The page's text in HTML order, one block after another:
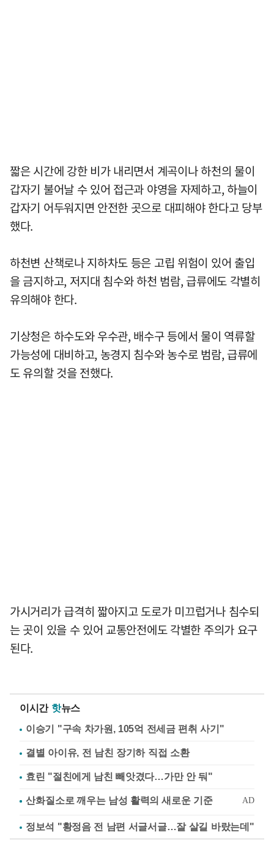
짧은 시간에 강한 비가 내리면서 계곡이나 하천의 물이
갑자기 불어날 수 있어 접근과 야영을 자제하고, 하늘이
갑자기 어두워지면 안전한 곳으로 대피해야 한다고 당부
했다.
하천변 산책로나 지하차도 등은 고립 위험이 있어 출입
을 금지하고, 저지대 침수와 하천 범람, 급류에도 각별히
유의해야 한다.
기상청은 하수도와 우수관, 배수구 등에서 물이 역류할
가능성에 대비하고, 농경지 침수와 농수로 범람, 급류에
도 유의할 것을 전했다.
가시거리가 급격히 짧아지고 도로가 미끄럽거나 침수되
는 곳이 있을 수 있어 교통안전에도 각별한 주의가 요구
된다.
이시간 핫뉴스
이승기 "구속 차가원, 105억 전세금 편취 사기"
결별 아이유, 전 남친 장기하 직접 소환
효린 "절친에게 남친 빼앗겼다…가만 안 둬"
정보석 "황정음 전 남편 서글서글…잘 살길 바랐는데"